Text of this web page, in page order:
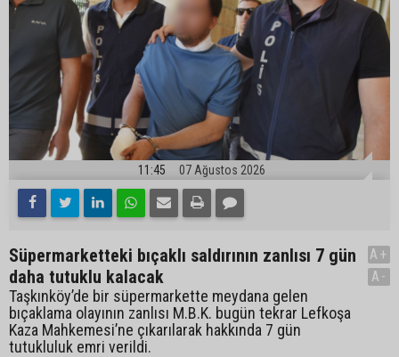
11:45 07 Ağustos 2026
Süpermarketteki bıçaklı saldırının zanlısı 7 gün
daha tutuklu kalacak
Taşkınköy’de bir süpermarkette meydana gelen
bıçaklama olayının zanlısı M.B.K. bugün tekrar Lefkoşa
Kaza Mahkemesi’ne çıkarılarak hakkında 7 gün
tutukluluk emri verildi.
A+
A-